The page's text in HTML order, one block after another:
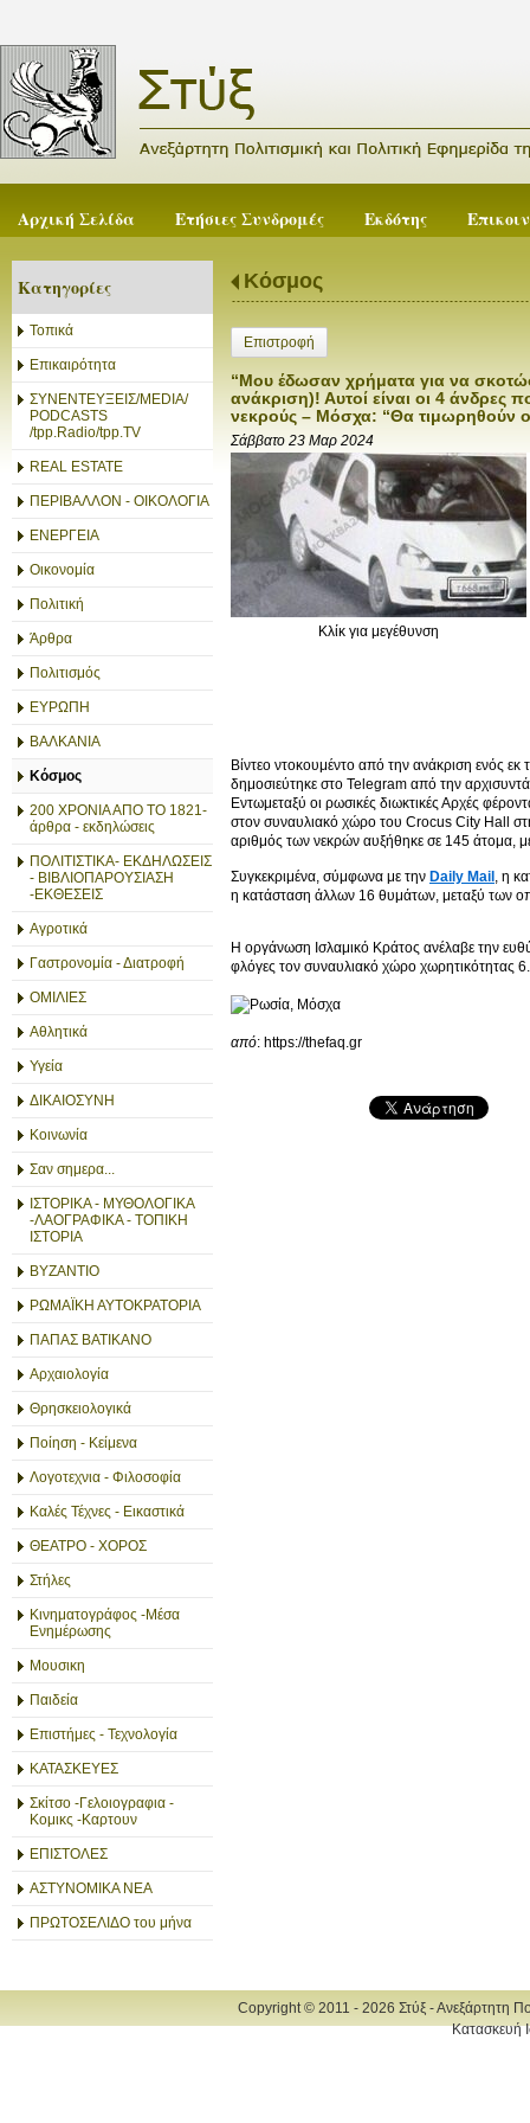
Αρχική Σελίδα Ετήσιες Συνδρομές Εκδότης
Κατηγορίες
Τοπικά
Επικαιρότητα
ΣΥΝΕΝΤΕΥΞΕΙΣ/MEDIA/
PODCASTS
/tpp.Radio/tpp.TV
REAL ESTATE
ΠΕΡΙΒΑΛΛΟΝ - ΟΙΚΟΛΟΓΙΑ
ΕΝΕΡΓΕΙΑ
Οικονομία
Πολιτική
Άρθρα
Πολιτισμός
ΕΥΡΩΠΗ
ΒΑΛΚΑΝΙΑ
Κόσμος
200 ΧΡΟΝΙΑ ΑΠΟ ΤΟ 1821-
άρθρα - εκδηλώσεις
ΠΟΛΙΤΙΣΤΙΚΑ- ΕΚΔΗΛΩΣΕΙΣ
- ΒΙΒΛΙΟΠΑΡΟΥΣΙΑΣΗ
-ΕΚΘΕΣΕΙΣ
Αγροτικά
Γαστρονομία - Διατροφή
ΟΜΙΛΙΕΣ
Αθλητικά
Υγεία
ΔΙΚΑΙΟΣΥΝΗ
Κοινωνία
Σαν σημερα...
ΙΣΤΟΡΙΚΑ - ΜΥΘΟΛΟΓΙΚΑ
-ΛΑΟΓΡΑΦΙΚΑ - ΤΟΠΙΚΗ
ΙΣΤΟΡΙΑ
ΒΥΖΑΝΤΙΟ
ΡΩΜΑΪΚΗ ΑΥΤΟΚΡΑΤΟΡΙΑ
ΠΑΠΑΣ ΒΑΤΙΚΑΝΟ
Αρχαιολογία
Θρησκειολογικά
Ποίηση - Κείμενα
Λογοτεχνια - Φιλοσοφία
Καλές Τέχνες - Εικαστικά
ΘΕΑΤΡΟ - ΧΟΡΟΣ
Στήλες
Κινηματογράφος -Μέσα
Ενημέρωσης
Μουσικη
Παιδεία
Επιστήμες - Τεχνολογία
ΚΑΤΑΣΚΕΥΕΣ
Σκίτσο -Γελοιογραφια -
Κομικς -Καρτουν
ΕΠΙΣΤΟΛΕΣ
ΑΣΤΥΝΟΜΙΚΑ ΝΕΑ
ΠΡΩΤΟΣΕΛΙΔΟ του μήνα
Κόσμος
Επιστροφή
“Μου έδωσαν χρήματα για να
ανάκριση)! Αυτοί είναι οι 4 άνδρες
νεκρούς – Μόσχα: “Θα τιμωρηθούν
Σάββατο 23 Μαρ 2024
Κλίκ για μεγέθυνση
Βίντεο ντοκουμέντο από την ανάκριση ενός
δημοσιεύτηκε στο Telegram από την
Εντωμεταξύ οι ρωσικές διωκτικές Αρχές
στον συναυλιακό χώρο του Crocus City Hall
αριθμός των νεκρών αυξήθηκε σε 145 άτομα,
Συγκεκριμένα, σύμφωνα με την Daily Mail , η
η κατάσταση άλλων 16 θυμάτων, μεταξύ των
Η οργάνωση Ισλαμικό Κράτος ανέλαβε την
φλόγες τον συναυλιακό χώρο
από: https://thefaq.gr
Copyright © 2011 - 2026 Στύξ - Ανεξάρτητη
Κατασκευή